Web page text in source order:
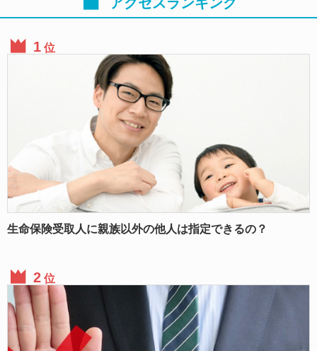
位
生命保険受取人に親族以外の他人は指定できるの？
位